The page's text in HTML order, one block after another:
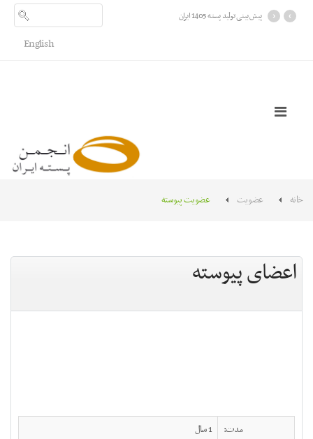
پیش بینی تولید پسته 1405 ایران ›
‹
English
خانه عضویت عضویت پیوسته
اعضای پیوسته
مدت:
1 سال